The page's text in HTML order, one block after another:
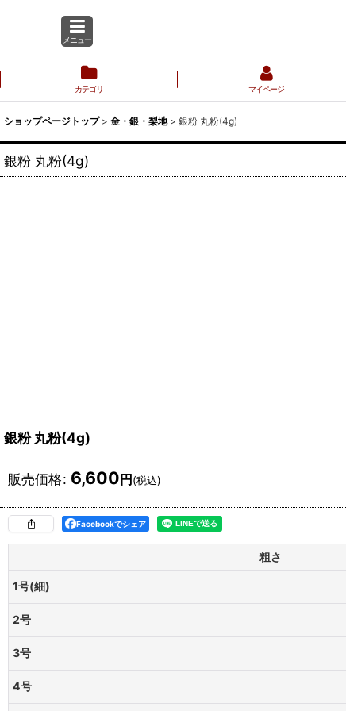
メニュー
カテゴリ マイページ
ショップページトップ > 金・銀・梨地 > 銀粉 丸粉(4g)
銀粉 丸粉(4g)
銀粉 丸粉(4g)
販売価格: 6,600円(税込)
Facebookでシェア
粗さ
1号(細)
2号
3号
4号